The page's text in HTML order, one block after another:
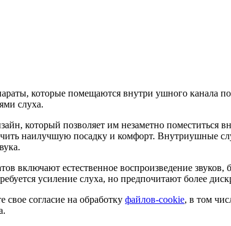
которые помещаются внутри ушного канала
слуха.
который позволяет им незаметно поместиться
наилучшую посадку и комфорт. Внутриушные
естественное воспроизведение звуков,
усиление слуха, но предпочитают более
согласие на обработку файлов-cookie, в том